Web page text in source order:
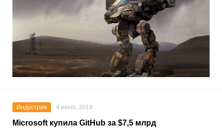
Индустрия 4 июня, 2018
Microsoft купила GitHub за $7,5 млрд